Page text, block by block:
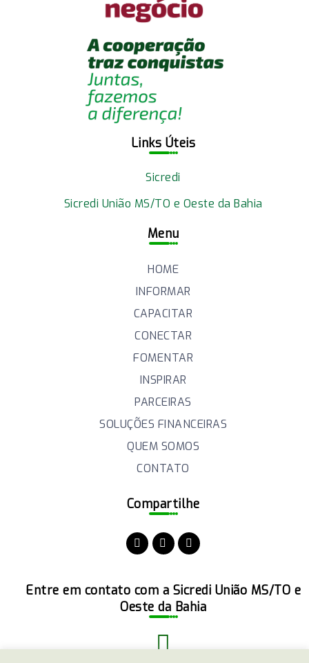
Links Úteis
Sicredi
Sicredi União MS/TO e Oeste da Bahia
Menu
HOME
INFORMAR
CAPACITAR
CONECTAR
FOMENTAR
INSPIRAR
PARCEIRAS
SOLUÇÕES FINANCEIRAS
QUEM SOMOS
CONTATO
Compartilhe
Entre em contato com a Sicredi União MS/TO e
Oeste da Bahia